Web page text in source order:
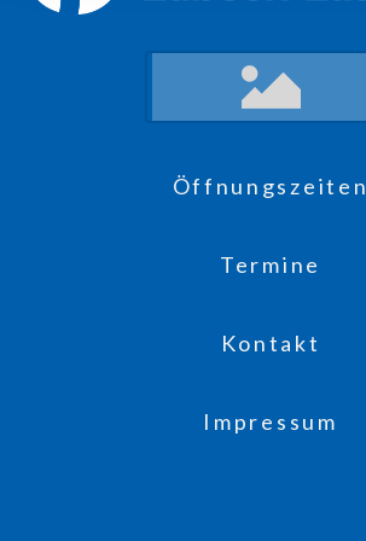
Öffnungszeiten
Termine
Kontakt
Impressum